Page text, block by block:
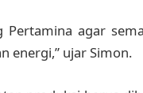
Pertamina agar
energi,” ujar Simon.